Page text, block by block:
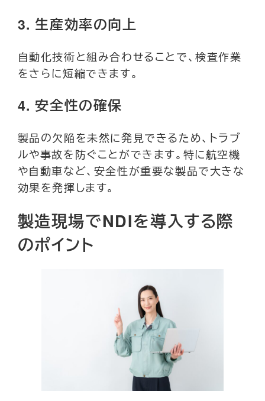
3. 生産効率の向上
自動化技術と組み合わせることで、検査作業
をさらに短縮できます。
4.安全性の確保
製品の欠陥を未然に発見できるため、トラブ
ルや事故を防ぐことができます。特に航空機
や自動車など、安全性が重要な製品で大きな
効果を発揮します。
製造現場でNDIを導入する際
のポイント